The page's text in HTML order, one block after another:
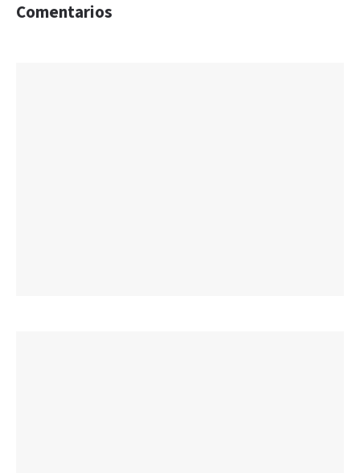
Comentarios